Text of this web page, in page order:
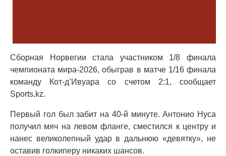
Сборная Норвегии стала участником 1/8 финала
чемпионата мира-2026, обыграв в матче 1/16 финала
команду Кот-д’Ивуара со счетом 2:1, сообщает
Sports.kz.
Первый гол был забит на 40-й минуте. Антонио Нуса
получил мяч на левом фланге, сместился к центру и
нанес великолепный удар в дальнюю «девятку», не
оставив голкиперу никаких шансов.